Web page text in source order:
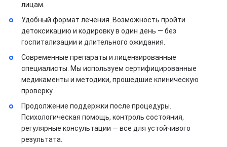
лицам.
Удобный формат лечения. Возможность пройти
детоксикацию и кодировку в один день — без
госпитализации и длительного ожидания.
Современные препараты и лицензированные
специалисты. Мы используем сертифицированные
медикаменты и методики, прошедшие клиническую
проверку.
Продолжение поддержки после процедуры.
Психологическая помощь, контроль состояния,
регулярные консультации — все для устойчивого
результата.